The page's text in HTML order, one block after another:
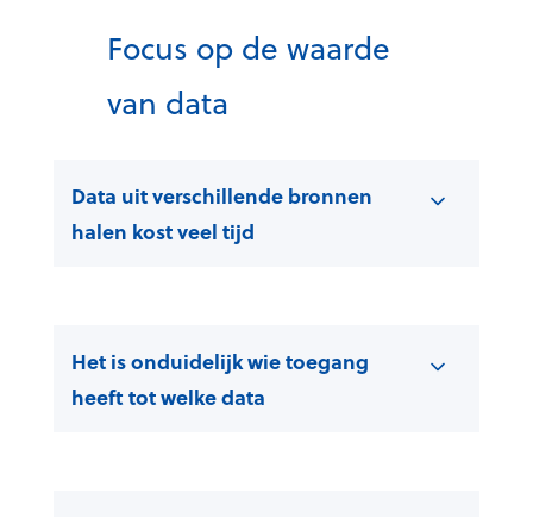
Focus op de waarde
van data
Data uit verschillende bronnen
halen kost veel tijd
Het is onduidelijk wie toegang
heeft tot welke data